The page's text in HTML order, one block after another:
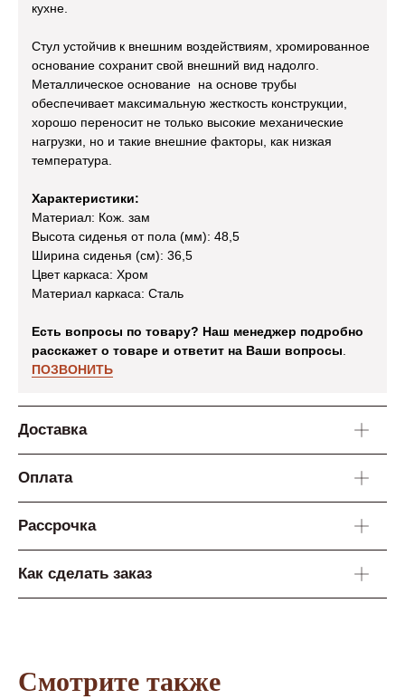
кухне.
Стул устойчив к внешним воздействиям, хромированное
основание сохранит свой внешний вид надолго.
Металлическое основание на основе трубы
обеспечивает максимальную жесткость конструкции,
хорошо переносит не только высокие механические
нагрузки, но и такие внешние факторы, как низкая
температура.
Характеристики:
Материал: Кож. зам
Высота сиденья от пола (мм): 48,5
Ширина сиденья (см): 36,5
Цвет каркаса: Хром
Материал каркаса: Сталь
Есть вопросы по товару? Наш менеджер подробно
расскажет о товаре и ответит на Ваши вопросы.
ПОЗВОНИТЬ
Доставка
Оплата
Рассрочка
Как сделать заказ
Смотрите также
Отзывы
Покупаю здесь мебель уже четвертый
раз. Мне нравится. Соотношение цены и